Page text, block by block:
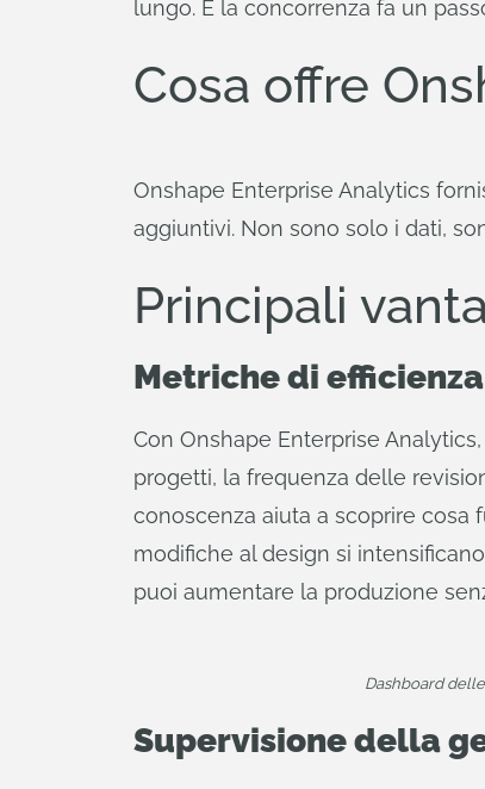
lungo. E la concorrenza fa un
Cosa offre
Onshape Enterprise Analytics
aggiuntivi. Non sono solo i dati,
Principali
Metriche di
Con Onshape Enterprise
progetti, la frequenza delle
conoscenza aiuta a scoprire cosa
modifiche al design si
puoi aumentare la produzione
Dashboard
Supervisione della